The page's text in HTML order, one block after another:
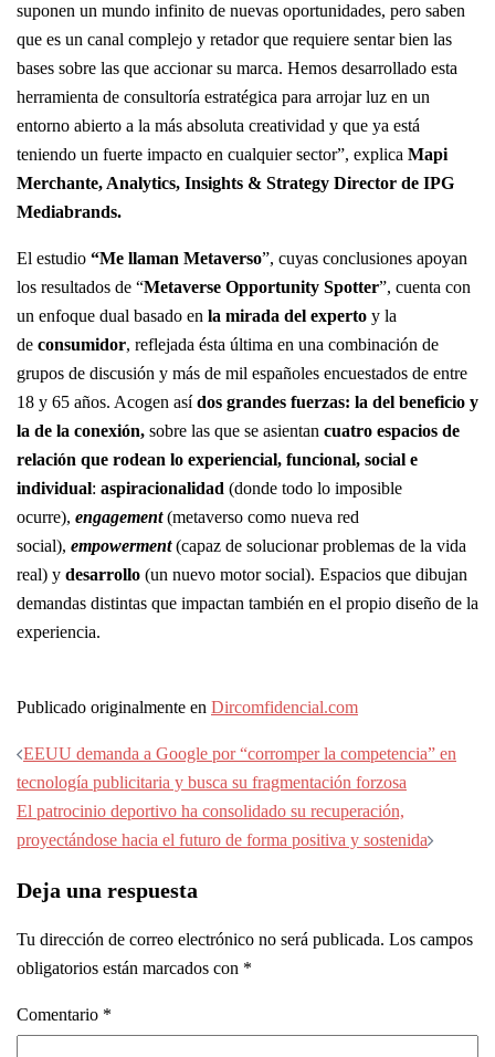
suponen un mundo infinito de nuevas oportunidades, pero saben
que es un canal complejo y retador que requiere sentar bien las
bases sobre las que accionar su marca. Hemos desarrollado esta
herramienta de consultoría estratégica para arrojar luz en un
entorno abierto a la más absoluta creatividad y que ya está
teniendo un fuerte impacto en cualquier sector”, explica Mapi
Merchante, Analytics, Insights & Strategy Director de IPG
Mediabrands.
El estudio “Me llaman Metaverso”, cuyas conclusiones apoyan
los resultados de “Metaverse Opportunity Spotter”, cuenta con
un enfoque dual basado en la mirada del experto y la
de consumidor, reflejada ésta última en una combinación de
grupos de discusión y más de mil españoles encuestados de entre
18 y 65 años. Acogen asídos grandes fuerzas: la del beneficio y
la de la conexión, sobre las que se asientan cuatro espacios de
relación que rodean lo experiencial, funcional, social e
individual: aspiracionalidad (donde todo lo imposible
ocurre), engagement(metaverso como nueva red
social), empowerment(capaz de solucionar problemas de la vida
real) y desarrollo (un nuevo motor social). Espacios que dibujan
demandas distintas que impactan también en el propio diseño de la
experiencia.
Publicado originalmente en Dircomfidencial.com
Navegación
de
entradas
EEUU demanda a Google por “corromper la competencia” en
tecnología publicitaria y busca su fragmentación forzosa
El patrocinio deportivo ha consolidado su recuperación,
proyectándose hacia el futuro de forma positiva y sostenida
Deja una respuesta
Tu dirección de correo electrónico no será publicada. Los campos
obligatorios están marcados con *
Comentario *